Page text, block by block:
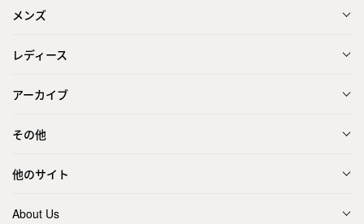
メンズ
レディース
アーカイブ
その他
他のサイト
About Us